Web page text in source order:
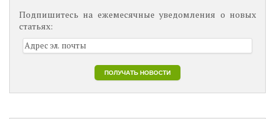
Подпишитесь на ежемесячные уведомления о новых
статьях: